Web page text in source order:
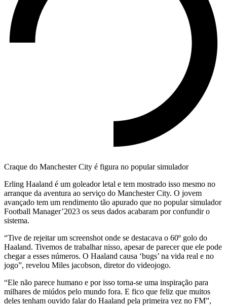
Craque do Manchester City é figura no popular simulador
Erling Haaland é um goleador letal e tem mostrado isso mesmo no
arranque da aventura ao serviço do Manchester City. O jovem
avançado tem um rendimento tão apurado que no popular simulador
Football Manager’2023 os seus dados acabaram por confundir o
sistema.
“Tive de rejeitar um screenshot onde se destacava o 60º golo do
Haaland. Tivemos de trabalhar nisso, apesar de parecer que ele pode
chegar a esses números. O Haaland causa ‘bugs’ na vida real e no
jogo”, revelou Miles jacobson, diretor do videojogo.
“Ele não parece humano e por isso torna-se uma inspiração para
milhares de miúdos pelo mundo fora. E fico que feliz que muitos
deles tenham ouvido falar do Haaland pela primeira vez no FM”,